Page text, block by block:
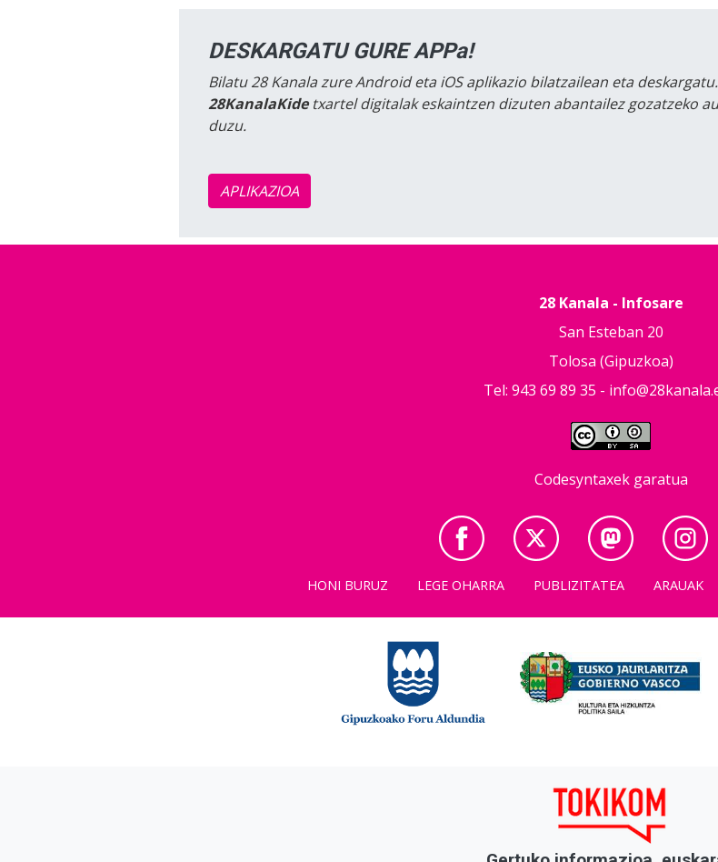
DESKARGATU GURE APPa!
Bilatu 28 Kanala zure Android eta iOS aplikazio bilatzailean eta
28KanalaKidetxartel digitalak eskaintzen dizuten abantailez gozatzeko
duzu.
APLIKAZIOA
28 Kanala - Infosare
San Esteban 20
Tolosa (Gipuzkoa)
Tel: 943 69 89 35 -
Codesyntaxek garatua
HONI BURUZ LEGE OHARRA PUBLIZITATEA ARAUAK